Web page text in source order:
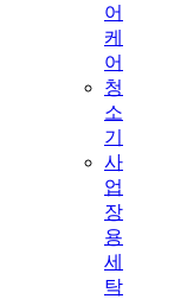
어
케
어
청
소
기
사
업
장
용
세
탁